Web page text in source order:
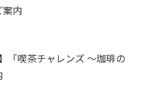
案内
「喫茶チャレンズ ～珈琲の